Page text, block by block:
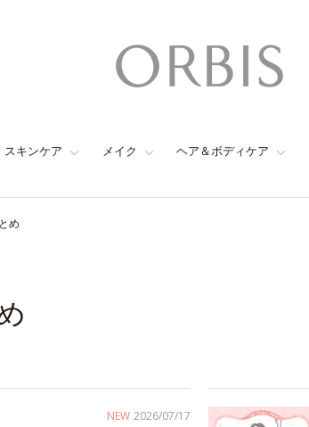
スキンケア メイク ヘア＆ボディケア
め
NEW 2026/07/17